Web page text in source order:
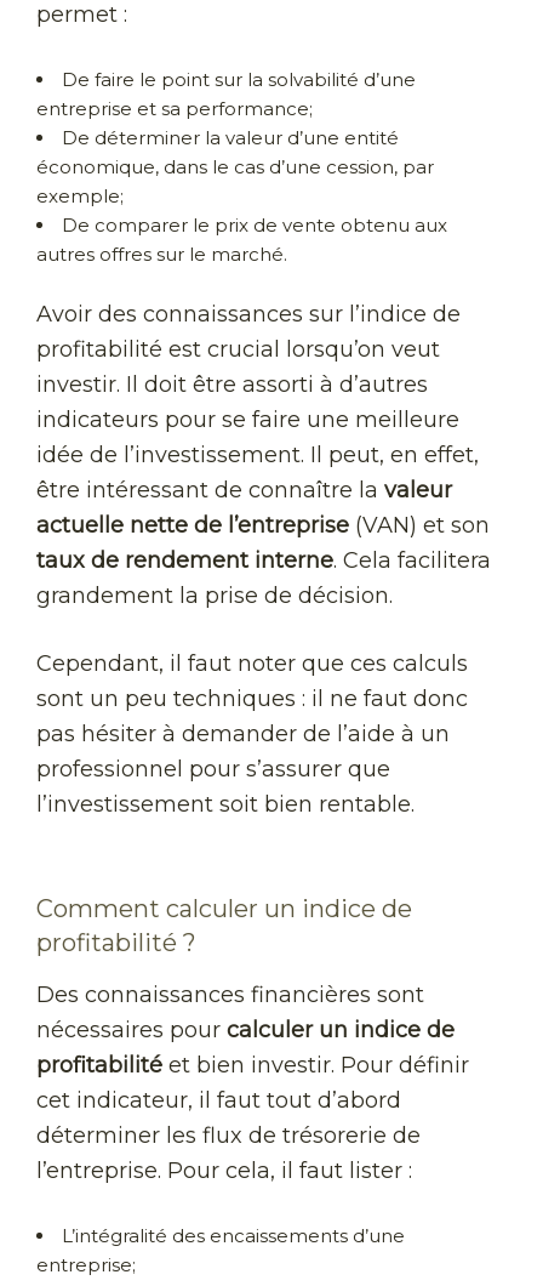
permet :
De faire le point sur la solvabilité d’une
entreprise et sa performance;
De déterminer la valeur d’une entité
économique, dans le cas d’une cession, par
exemple;
De comparer le prix de vente obtenu aux
autres offres sur le marché.
Avoir des connaissances sur l’indice de
profitabilité est crucial lorsqu’on veut
investir. Il doit être assorti à d’autres
indicateurs pour se faire une meilleure
idée de l’investissement. Il peut, en effet,
être intéressant de connaître la valeur
actuelle nette de l’entreprise (VAN) et son
taux de rendement interne. Cela facilitera
grandement la prise de décision.
Cependant, il faut noter que ces calculs
sont un peu techniques : il ne faut donc
pas hésiter à demander de l’aide à un
professionnel pour s’assurer que
l’investissement soit bien rentable.
Comment calculer un indice de
profitabilité ?
Des connaissances financières sont
nécessaires pour calculer un indice de
profitabilité et bien investir. Pour définir
cet indicateur, il faut tout d’abord
déterminer les flux de trésorerie de
l’entreprise. Pour cela, il faut lister :
L’intégralité des encaissements d’une
entreprise;